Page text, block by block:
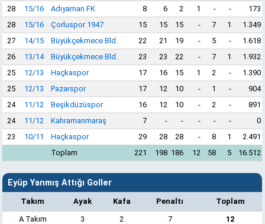
28
15/16 Adıyaman FK 8 6 2 1 - -
173
28
15/16 Çorluspor 1947 15 15 15 - 7 1
1.349
27
14/15 Büyükçekmece Bld. 22 21 19 - 5 -
1.618
26
13/14 Büyükçekmece Bld. 23 23 22 - 7 1
1.932
25
12/13 Haçkaspor 17 16 15 1 2 -
1.390
25
12/13 Pazarspor 17 12 10 - 1 -
904
24
11/12 Beşikdüzüspor 16 12 10 - 2 -
891
24
11/12 Kahramanmaraş 7 - - - - -
0
23
10/11 Haçkaspor 29 28 28 - 8 1
2.491
Toplam
221 198 186 12 58 5 16.512
Eyüp Yanmış Attığı Goller
Takım Ayak Kafa Penaltı
Toplam
A Takım
3 2 7 12